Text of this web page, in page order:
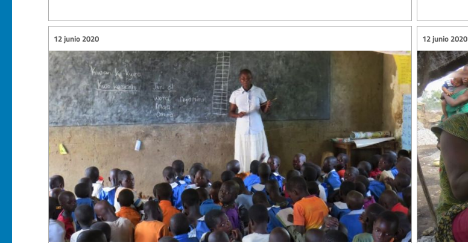
12 junio 2020 12 junio 2020